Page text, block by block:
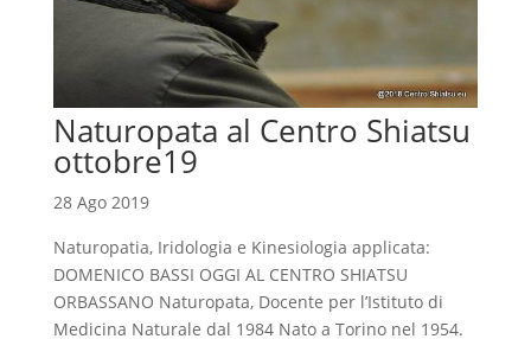
Naturopata al Centro Shiatsu
ottobre19
28 Ago 2019
Naturopatia, Iridologia e Kinesiologia applicata:
DOMENICO BASSI OGGI AL CENTRO SHIATSU
ORBASSANO Naturopata, Docente per l’Istituto di
Medicina Naturale dal 1984 Nato a Torino nel 1954.